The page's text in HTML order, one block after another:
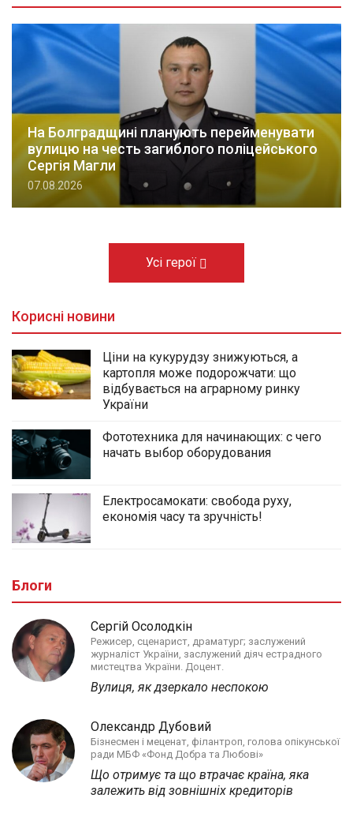
На Болградщині планують перейменувати
вулицю на честь загиблого поліцейського
Сергія Магли
07.08.2026
Усі герої
Корисні новини
Ціни на кукурудзу знижуються, а
картопля може подорожчати: що
відбувається на аграрному ринку
України
Фототехника для начинающих: с чего
начать выбор оборудования
Електросамокати: свобода руху,
економія часу та зручність!
Блоги
Сергій Осолодкін
Режисер, сценарист, драматург; заслужений
журналіст України, заслужений діяч естрадного
мистецтва України. Доцент.
Вулиця, як дзеркало неспокою
Олександр Дубовий
Бізнесмен і меценат, філантроп, голова опікунської
ради МБФ «Фонд Добра та Любові»
Що отримує та що втрачає країна, яка
залежить від зовнішніх кредиторів